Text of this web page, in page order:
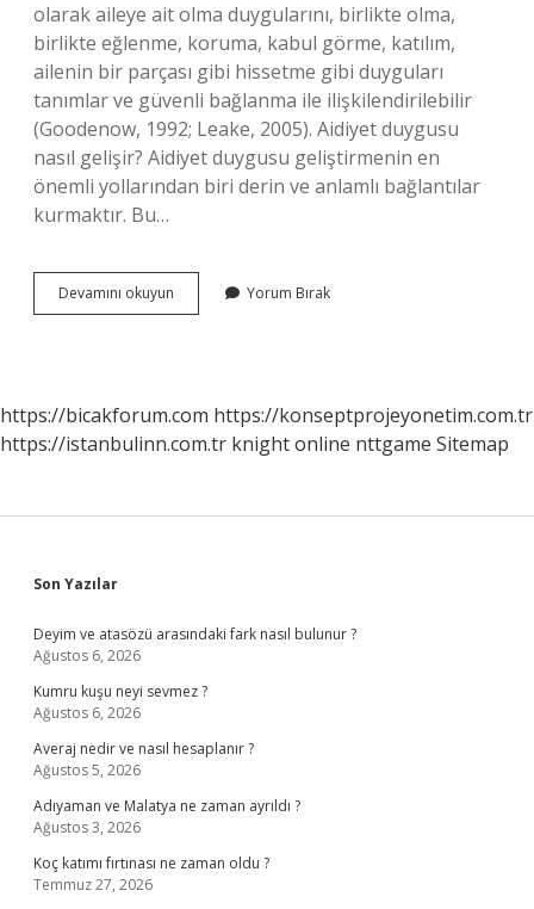
olarak aileye ait olma duygularını, birlikte olma,
birlikte eğlenme, koruma, kabul görme, katılım,
ailenin bir parçası gibi hissetme gibi duyguları
tanımlar ve güvenli bağlanma ile ilişkilendirilebilir
(Goodenow, 1992; Leake, 2005). Aidiyet duygusu
nasıl gelişir? Aidiyet duygusu geliştirmenin en
önemli yollarından biri derin ve anlamlı bağlantılar
kurmaktır. Bu…
Devamını okuyun
Hangi
Pekistirir
Yorum Bırak
https://bicakforum.com https://konseptprojeyonetim.com.tr
https://istanbulinn.com.tr knight online nttgame Sitemap
Sidebar
Son Yazılar
Deyim ve atasözü arasındaki fark nasıl bulunur ?
Ağustos 6, 2026
Kumru kuşu neyi sevmez ?
Ağustos 6, 2026
Averaj nedir ve nasıl hesaplanır ?
Ağustos 5, 2026
Adıyaman ve Malatya ne zaman ayrıldı ?
Ağustos 3, 2026
Koç katımı fırtınası ne zaman oldu ?
Temmuz 27, 2026